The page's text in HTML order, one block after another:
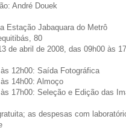
André Douek
Estação Jabaquara do Metrô
80
de abril de 2008, das 09h00 às
12h00: Saída Fotográfica
14h00: Almoço
17h00: Seleção e Edição das
as despesas com